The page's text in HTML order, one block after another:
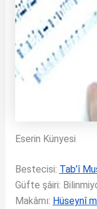
Eserin Künyesi
Bestecisi: Tab’î
Güfte şâiri:
Makâmı: Hüseynî